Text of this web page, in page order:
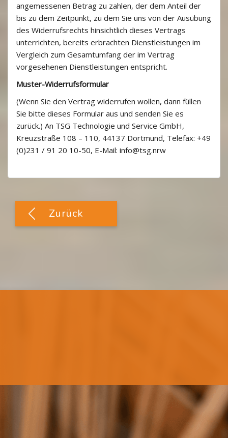
angemessenen Betrag zu zahlen, der dem Anteil der
bis zu dem Zeitpunkt, zu dem Sie uns von der Ausübung
des Widerrufsrechts hinsichtlich dieses Vertrags
unterrichten, bereits erbrachten Dienstleistungen im
Vergleich zum Gesamtumfang der im Vertrag
vorgesehenen Dienstleistungen entspricht.
Muster-Widerrufsformular
(Wenn Sie den Vertrag widerrufen wollen, dann füllen
Sie bitte dieses Formular aus und senden Sie es
zurück.) An TSG Technologie und Service GmbH,
Kreuzstraße 108 – 110, 44137 Dortmund, Telefax: +49
(0)231 / 91 20 10-50, E-Mail: info@tsg.nrw
Blöcke
[Cocoon] Custom HTML überspringen
Zurück